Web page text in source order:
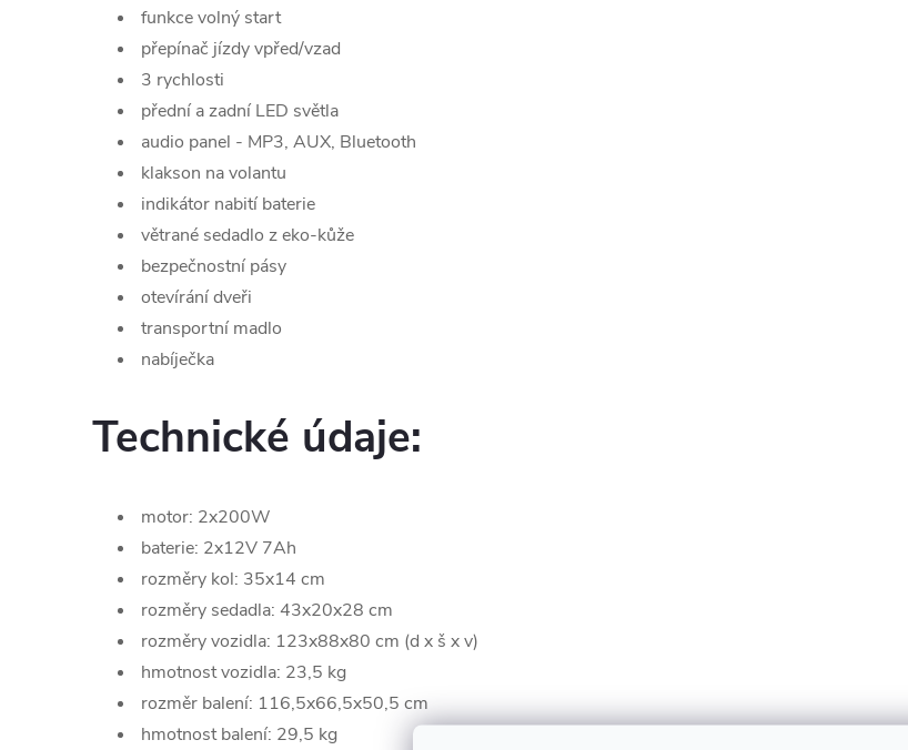
funkce volný start
přepínač jízdy vpřed/vzad
3 rychlosti
přední a zadní LED světla
audio panel - MP3, AUX, Bluetooth
klakson na volantu
indikátor nabití baterie
větrané sedadlo z eko-kůže
bezpečnostní pásy
otevírání dveři
transportní madlo
nabíječka
Technické údaje:
motor: 2x200W
baterie: 2x12V 7Ah
rozměry kol: 35x14 cm
rozměry sedadla: 43x20x28 cm
rozměry vozidla: 123x88x80 cm (d x š x v)
hmotnost vozidla: 23,5 kg
rozměr balení: 116,5x66,5x50,5 cm
hmotnost balení: 29,5 kg